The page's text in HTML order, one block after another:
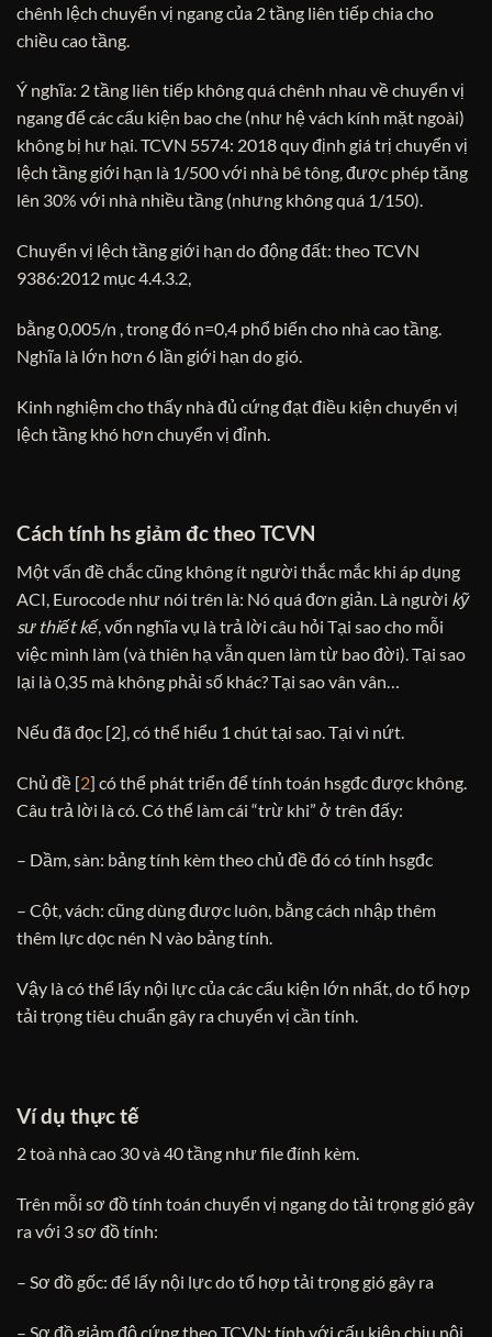
chênh lệch chuyển vị ngang của 2 tầng liên tiếp chia cho
chiều cao tầng.
Ý nghĩa: 2 tầng liên tiếp không quá chênh nhau về chuyển vị
ngang để các cấu kiện bao che (như hệ vách kính mặt ngoài)
không bị hư hại. TCVN 5574: 2018 quy định giá trị chuyển vị
lệch tầng giới hạn là 1/500 với nhà bê tông, được phép tăng
lên 30% với nhà nhiều tầng (nhưng không quá 1/150).
Chuyển vị lệch tầng giới hạn do động đất: theo TCVN
9386:2012 mục 4.4.3.2,
bằng 0,005/n , trong đó n=0,4 phổ biến cho nhà cao tầng.
Nghĩa là lớn hơn 6 lần giới hạn do gió.
Kinh nghiệm cho thấy nhà đủ cứng đạt điều kiện chuyển vị
lệch tầng khó hơn chuyển vị đỉnh.
Cách tính hs giảm đc theo TCVN
Một vấn đề chắc cũng không ít người thắc mắc khi áp dụng
ACI, Eurocode như nói trên là: Nó quá đơn giản. Là người kỹ
sư thiết kế, vốn nghĩa vụ là trả lời câu hỏi Tại sao cho mỗi
việc mình làm (và thiên hạ vẫn quen làm từ bao đời). Tại sao
lại là 0,35 mà không phải số khác? Tại sao vân vân…
Nếu đã đọc [2], có thể hiểu 1 chút tại sao. Tại vì nứt.
Chủ đề [2] có thể phát triển để tính toán hsgđc được không.
Câu trả lời là có. Có thể làm cái “trừ khi” ở trên đấy:
– Dầm, sàn: bảng tính kèm theo chủ đề đó có tính hsgđc
– Cột, vách: cũng dùng được luôn, bằng cách nhập thêm
thêm lực dọc nén N vào bảng tính.
Vậy là có thể lấy nội lực của các cấu kiện lớn nhất, do tổ hợp
tải trọng tiêu chuẩn gây ra chuyển vị cần tính.
Ví dụ thực tế
2 toà nhà cao 30 và 40 tầng như file đính kèm.
Trên mỗi sơ đồ tính toán chuyển vị ngang do tải trọng gió gây
ra với 3 sơ đồ tính:
– Sơ đồ gốc: để lấy nội lực do tổ hợp tải trọng gió gây ra
– Sơ đồ giảm độ cứng theo TCVN: tính với cấu kiện chịu nội